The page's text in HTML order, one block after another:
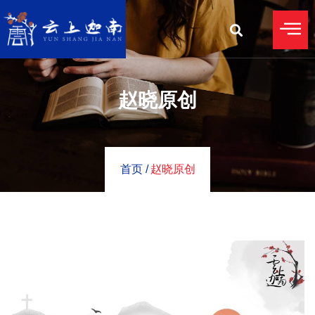
赵晓原创
首页 / 赵晓原创